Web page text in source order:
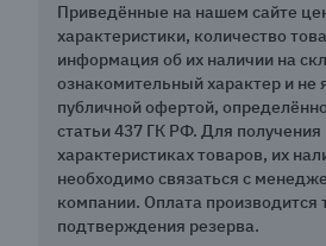
Приведённые на нашем сайте
характеристики, количество
информация об их наличии на
ознакомительный характер и не
публичной офертой,
статьи 437 ГК РФ. Для
характеристиках товаров, их
необходимо связаться с
компании. Оплата производится
подтверждения резерва.